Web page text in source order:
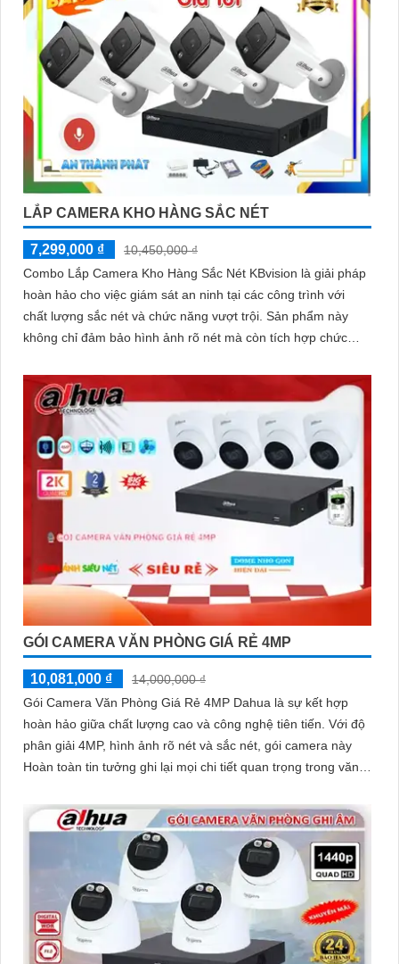
LẮP CAMERA KHO HÀNG SẮC NÉT
7,299,000 ₫
10,450,000 ₫
Combo Lắp Camera Kho Hàng Sắc Nét KBvision là giải pháp
hoàn hảo cho việc giám sát an ninh tại các công trình với
chất lượng sắc nét và chức năng vượt trội. Sản phẩm này
không chỉ đảm bảo hình ảnh rõ nét mà còn tích hợp chức
diện và chính xác hơn
GÓI CAMERA VĂN PHÒNG GIÁ RẺ 4MP
10,081,000 ₫
14,000,000 ₫
Gói Camera Văn Phòng Giá Rẻ 4MP Dahua là sự kết hợp
hoàn hảo giữa chất lượng cao và công nghệ tiên tiến. Với độ
phân giải 4MP, hình ảnh rõ nét và sắc nét, gói camera này
Hoàn toàn tin tưởng ghi lại mọi chi tiết quan trọng trong văn